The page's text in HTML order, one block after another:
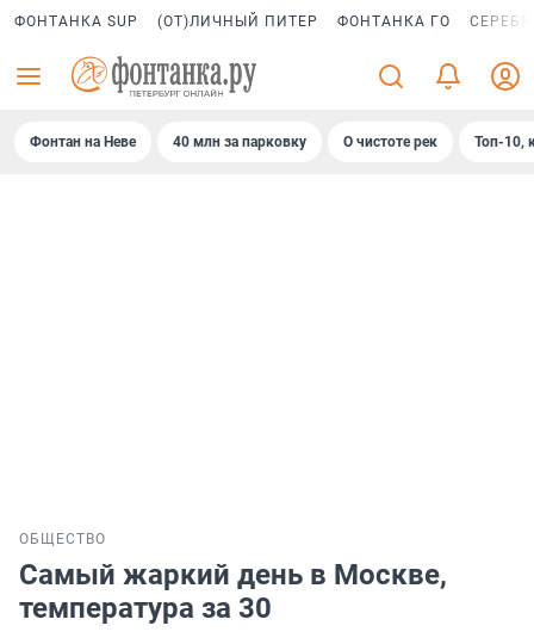
ФОНТАНКА SUP (ОТ)ЛИЧНЫЙ ПИТЕР ФОНТАНКА ГО
Фонтан на Неве 40 млн за парковку О чистоте рек Топ-10,
ОБЩЕСТВО
Самый жаркий день в Москве,
температура за 30